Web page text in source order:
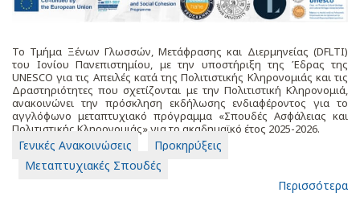
Το Τμήμα Ξένων Γλωσσών, Μετάφρασης και Διερμηνείας (DFLTI)
του Ιονίου Πανεπιστημίου, με την υποστήριξη της Έδρας της
UNESCO για τις Απειλές κατά της Πολιτιστικής Κληρονομιάς και τις
Δραστηριότητες που σχετίζονται με την Πολιτιστική Κληρονομιά,
ανακοινώνει την πρόσκληση εκδήλωσης ενδιαφέροντος για το
αγγλόφωνο μεταπτυχιακό πρόγραμμα «Σπουδές Ασφάλειας και
Πολιτιστικής Κληρονομιάς» για το ακαδημαϊκό έτος 2025-2026.
Γενικές Ανακοινώσεις
Προκηρύξεις
Μεταπτυχιακές Σπουδές
Περισσότερα